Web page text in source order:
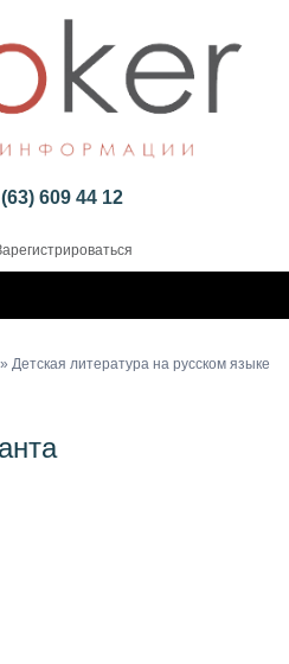
609 44 12
» Детская литература на русском языке